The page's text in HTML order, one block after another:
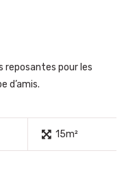
reposantes pour les
d’amis.
15m²